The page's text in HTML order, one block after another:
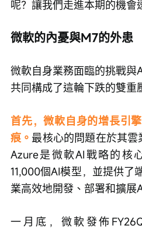
呢？讓我們走進本期的機會
微軟的內憂與M7的外患
微軟自身業務面臨的挑戰與
共同構成了這輪下跌的雙重
首先，微軟自身的增長引
痕。 最核心的問題在於其雲
Azure是微軟AI戰略的核
11,000個AI模型，並提供了
業高效地開發、部署和擴展
一月底，微軟發佈